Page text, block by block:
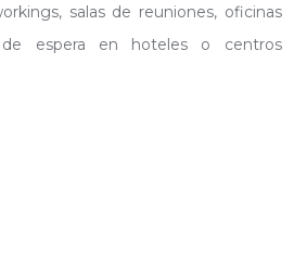
salas de reuniones, oficinas
espera en hoteles o centros